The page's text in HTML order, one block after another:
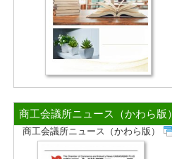
商工会議所ニュース（かわら版）
商工会議所ニュース（かわら版）